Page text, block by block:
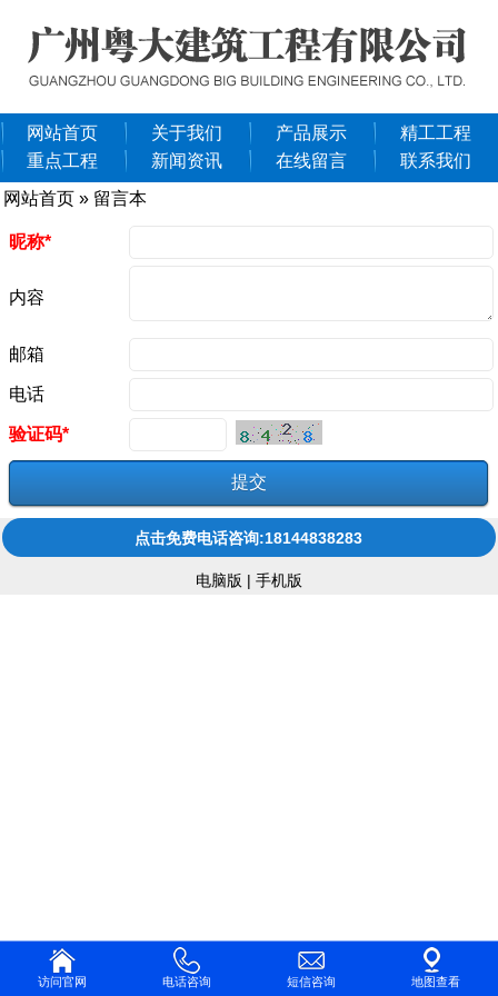
网站首页 关于我们 产品展示
精工工程
重点工程
新闻资讯 在线留言
联系我们
网站首页 » 留言本
昵称*
内容
邮箱
电话
验证码*
点击免费电话咨询:18144838283
电脑版 | 手机版
访问官网 电话咨询 短信咨询 地图查看